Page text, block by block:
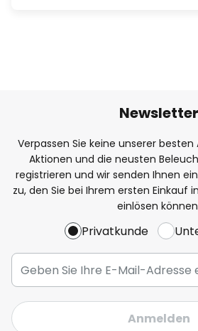
Newsletter
Verpassen Sie keine unserer
Aktionen und die neusten
registrieren und wir senden Ihnen
zu, den Sie bei Ihrem ersten Einkauf
einlösen
Privatkunde
Anmelden